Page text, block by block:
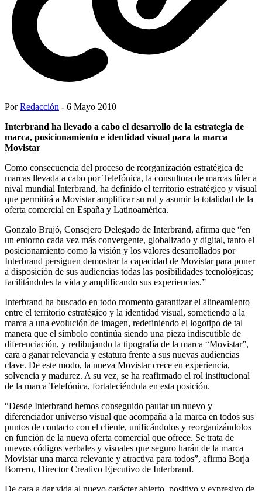
PorRedacción - 6 Mayo 2010
Interbrand ha llevado a cabo el desarrollo de la estrategia de
marca, posicionamiento e identidad visual para la marca
Movistar
Como consecuencia del proceso de reorganización estratégica de
marcas llevada a cabo por Telefónica, la consultora de marcas líder a
nival mundial Interbrand, ha definido el territorio estratégico y visual
que permitirá a Movistar amplificar su rol y asumir la totalidad de la
oferta comercial en España y Latinoamérica.
Gonzalo Brujó, Consejero Delegado de Interbrand, afirma que “en
un entorno cada vez más convergente, globalizado y digital, tanto el
posicionamiento como la visión y los valores desarrollados por
Interbrand persiguen demostrar la capacidad de Movistar para poner
a disposición de sus audiencias todas las posibilidades tecnológicas;
facilitándoles la vida y amplificando sus experiencias.”
Interbrand ha buscado en todo momento garantizar el alineamiento
entre el territorio estratégico y la identidad visual, sometiendo a la
marca a una evolución de imagen, redefiniendo el logotipo de tal
manera que el símbolo continúa siendo una pieza indiscutible de
diferenciación, y redibujando la tipografía de la marca “Movistar”,
cara a ganar relevancia y estatura frente a sus nuevas audiencias
clave. De este modo, la nueva Movistar crece en experiencia,
solvencia y madurez. A su vez, se ha reafirmado el rol institucional
de la marca Telefónica, fortaleciéndola en esta posición.
“Desde Interbrand hemos conseguido pautar un nuevo y
diferenciador universo visual que acompaña a la marca en todos sus
puntos de contacto con el cliente, unificándolos y reorganizándolos
en función de la nueva oferta comercial que ofrece. Se trata de
nuevos códigos verbales y visuales que seguro harán de la marca
Movistar una marca relevante y atractiva para todos”, afirma Borja
Borrero, Director Creativo Ejecutivo de Interbrand.
De cara a dar vida al nuevo carácter abierto, positivo y expresivo de